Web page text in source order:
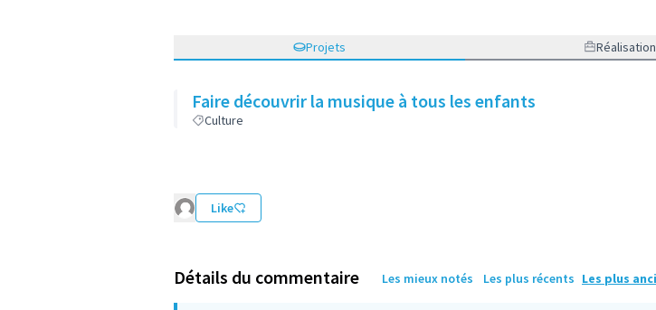
Projets
Faire découvrir la musique à tous les enfants
Culture
Like
Détails du commentaire Les mieux notés Les plus récents Les plus